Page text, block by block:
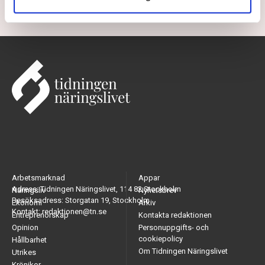
Adress: Tidningen Näringslivet, 114 82 Stockholm
Besöksadress: Storgatan 19, Stockholm
Kontakt: redaktionen@tn.se
Arbetsmarknad
Näringsliv
Ekonomi
Entreprenörskap
Opinion
Hållbarhet
Utrikes
Appar
Nyhetsbrev
Arkiv
Kontakta redaktionen
Personuppgifts- och
cookiepolicy
Om Tidningen Näringslivet